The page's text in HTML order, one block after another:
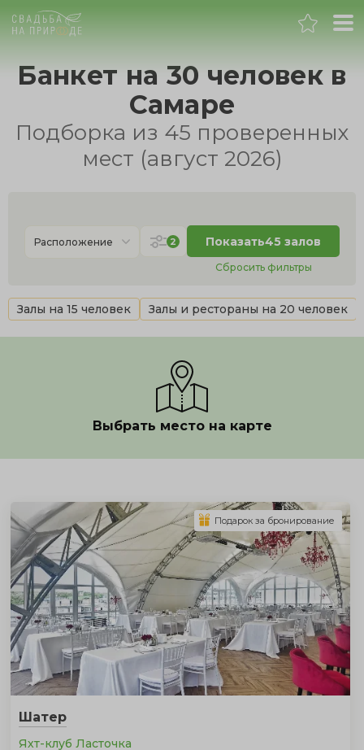
Самара
Свадьба
Выпускной
Новогодний корпоратив
Банкет на 30 человек в
Самаре
Подборка из 45 проверенных
мест (август 2026)
Расположение 2 Показать45 залов
Сбросить фильтры
Залы на 15 человек Залы и рестораны на 20 человек
Выбрать место на карте
Шатер
Яхт-клуб Ласточка
Подарок за бронирование